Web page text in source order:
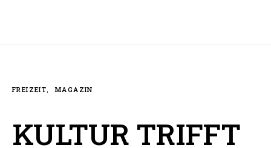
FREIZEIT MAGAZIN
KULTUR TRIFFT